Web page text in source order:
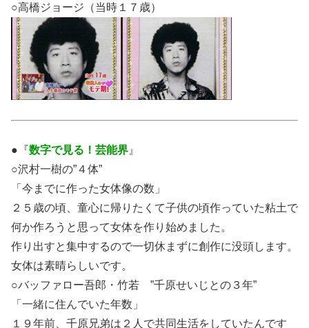
○高橋ジョージ（当時１７歳）
●『数字で見る！芸能界 』
○沢村一樹の”４体”
「今までに作った女体像の数」
２５歳の頃、童心に帰りたくて子供の頃作っていた粘土で
何か作ろうと思って女体を作り始めました。
作り出すと集中するので一切休まずに創作に没頭します。
女体は素晴らしいです。
○バッファロー吾郎・竹若 ”千原せいじとの３年”
「一緒に住んでいた年数」
１９年前、千原兄弟は２人で共同生活をしていたんです